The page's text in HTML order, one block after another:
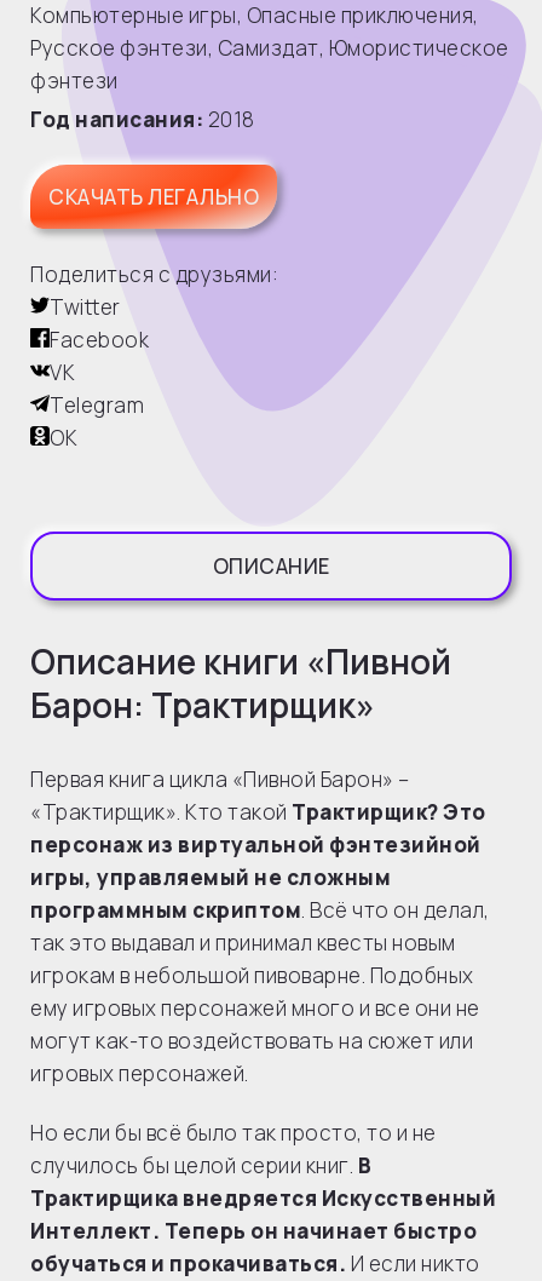
Компьютерные игры, Опасные приключения,
Русское фэнтези, Самиздат, Юмористическое
фэнтези
Год написания: 2018
СКАЧАТЬ ЛЕГАЛЬНО
Поделиться с друзьями:
Twitter
Facebook
VK
Telegram
OK
ОПИСАНИЕ
Описание книги «Пивной
Барон: Трактирщик»
Первая книга цикла «Пивной Барон» –
«Трактирщик». Кто такой Трактирщик? Это
персонаж из виртуальной фэнтезийной
игры, управляемый не сложным
программным скриптом. Всё что он делал,
так это выдавал и принимал квесты новым
игрокам в небольшой пивоварне. Подобных
ему игровых персонажей много и все они не
могут как-то воздействовать на сюжет или
игровых персонажей.
Но если бы всё было так просто, то и не
случилось бы целой серии книг. В
Трактирщика внедряется Искусственный
Интеллект. Теперь он начинает быстро
обучаться и прокачиваться. И если никто